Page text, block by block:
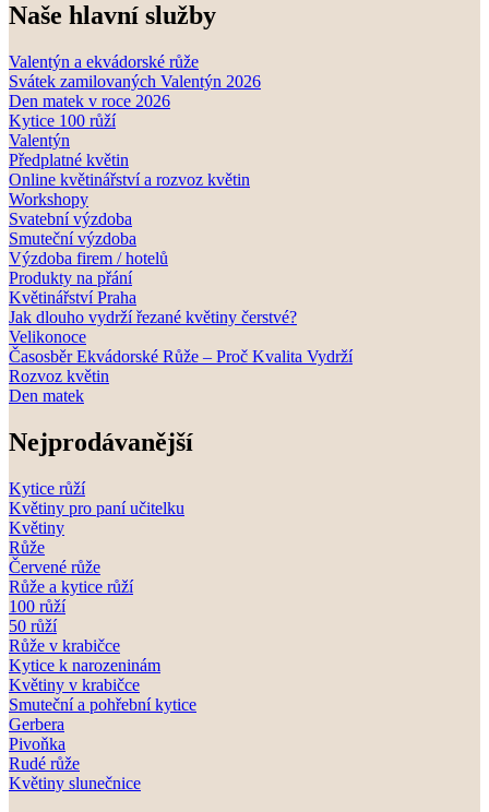
Naše hlavní služby
Valentýn a ekvádorské růže
Svátek zamilovaných Valentýn 2026
Den matek v roce 2026
Kytice 100 růží
Valentýn
Předplatné květin
Online květinářství a rozvoz květin
Workshopy
Svatební výzdoba
Smuteční výzdoba
Výzdoba firem / hotelů
Produkty na přání
Květinářství Praha
Jak dlouho vydrží řezané květiny čerstvé?
Velikonoce
Časosběr Ekvádorské Růže – Proč Kvalita Vydrží
Rozvoz květin
Den matek
Nejprodávanější
Kytice růží
Květiny pro paní učitelku
Květiny
Růže
Červené růže
Růže a kytice růží
100 růží
50 růží
Růže v krabičce
Kytice k narozeninám
Květiny v krabičce
Smuteční a pohřební kytice
Gerbera
Pivoňka
Rudé růže
Květiny slunečnice